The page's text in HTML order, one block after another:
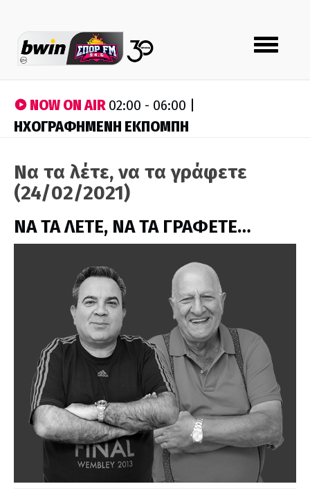
Toggle
navigation
NOW ON AIR02:00 - 06:00 |
ΗΧΟΓΡΑΦΗΜΕΝΗ ΕΚΠΟΜΠΗ
Να τα λέτε, να τα γράφετε
(24/02/2021)
ΝΑ ΤΑ ΛΕΤΕ, ΝΑ ΤΑ ΓΡΑΦΕΤΕ…